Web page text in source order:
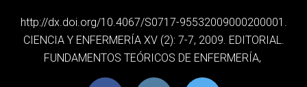
http://dx.doi.org/10.4067/S0717-95532009000200001.
CIENCIA Y ENFERMERÍA XV (2): 7-7, 2009. EDITORIAL.
FUNDAMENTOS TEÓRICOS DE ENFERMERÍA,